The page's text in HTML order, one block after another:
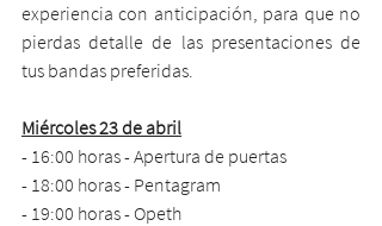
experiencia con anticipación, para que no
pierdas detalle de las presentaciones de
tus bandas preferidas.
Miércoles 23 de abril
- 16:00 horas - Apertura de puertas
- 18:00 horas - Pentagram
- 19:00 horas - Opeth